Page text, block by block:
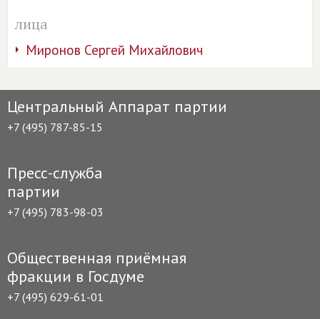
лица
Миронов Сергей Михайлович
Центральный Аппарат партии
+7 (495) 787-85-15
Пресс-служба
партии
+7 (495) 783-98-03
Общественная приёмная
фракции в Госдуме
+7 (495) 629-61-01